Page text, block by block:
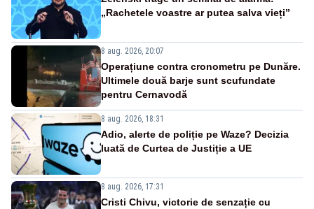
„Rachetele voastre ar putea salva vieți”
8 aug. 2026, 20:07
Operațiune contra cronometru pe Dunăre.
Ultimele două barje sunt scufundate
pentru Cernavodă
8 aug. 2026, 18:31
Adio, alerte de poliție pe Waze? Decizia
luată de Curtea de Justiție a UE
8 aug. 2026, 17:31
Cristi Chivu, victorie de senzație cu